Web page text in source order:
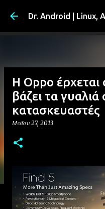
Μετάβαση στο
Dr. Android | Linux,
H Oppo
βάζει τα
κατασκευαστές
Μαΐου 27, 2013